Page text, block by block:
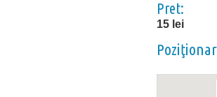
Pret:
15 lei